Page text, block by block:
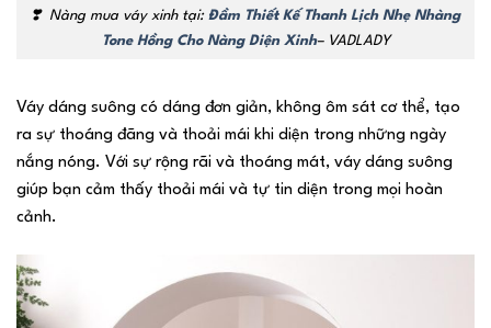
❣️ Nàng mua váy xinh tại: Đầm Thiết Kế Thanh Lịch Nhẹ Nhàng
Tone Hồng Cho Nàng Diện Xinh– VADLADY
Váy dáng suông có dáng đơn giản, không ôm sát cơ thể, tạo
ra sự thoáng đãng và thoải mái khi diện trong những ngày
nắng nóng. Với sự rộng rãi và thoáng mát, váy dáng suông
giúp bạn cảm thấy thoải mái và tự tin diện trong mọi hoàn
cảnh.